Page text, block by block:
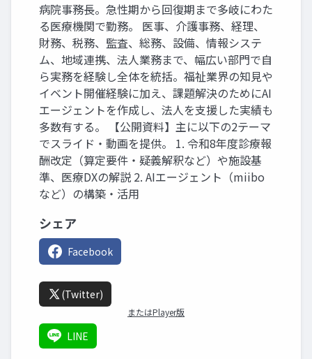
病院事務長。急性期から回復期まで多岐にわた
る医療機関で勤務。 医事、介護事務、経理、
財務、税務、監査、総務、設備、情報システ
ム、地域連携、法人業務まで、幅広い部門で自
ら実務を経験し全体を統括。福祉業界の知見や
イベント開催経験に加え、課題解決のためにAI
エージェントを作成し、法人を支援した実績も
多数有する。 【公開資料】主に以下の2テーマ
でスライド・動画を提供。 1. 令和8年度診療報
酬改定（算定要件・疑義解釈など）や施設基
準、医療DXの解説 2. AIエージェント（miibo
など）の構築・活用
シェア
Facebook
(Twitter)
またはPlayer版
LINE